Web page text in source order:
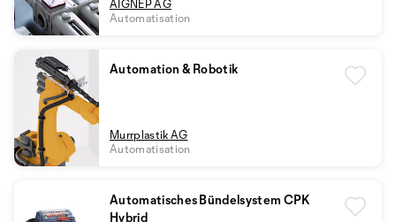
AIGNEP AG
Automatisation
Automation & Robotik
Murrplastik AG
Automatisation
Automatisches Bündelsystem CPK
Hybrid